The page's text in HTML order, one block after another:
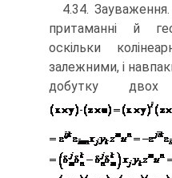
4.34.
притаманні й
оскільки
залежними, і
добутку двох